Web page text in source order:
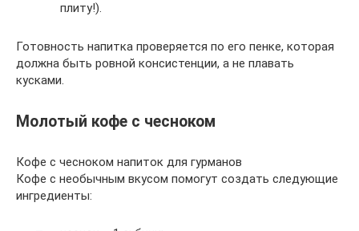
плиту!).
Готовность напитка проверяется по его пенке, которая
должна быть ровной консистенции, а не плавать
кусками.
Молотый кофе с чесноком
Кофе с чесноком напиток для гурманов
Кофе с необычным вкусом помогут создать следующие
ингредиенты: